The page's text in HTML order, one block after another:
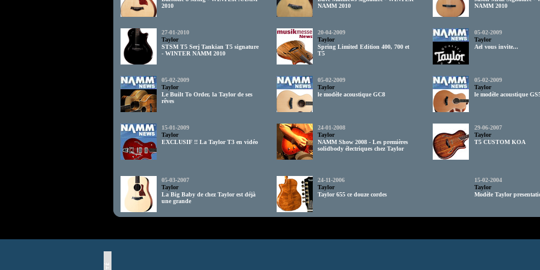
2010
NAMM 2010
NAMM 2010
27-01-2010
Taylor
STSM T5 Serj Tankian T5 signature
- WINTER NAMM 2010
20-04-2009
Taylor
Spring Limited Edition 400, 700 et
T5
05-02-2009
Taylor
Ael vous invite...
05-02-2009
Taylor
Le Built To Order, la Taylor de ses
rêves
05-02-2009
Taylor
le modèle acoustique GC8
05-02-2009
Taylor
le modèle acoustique
15-01-2009
Taylor
EXCLUSIF !! La Taylor T3 en vidéo
24-01-2008
Taylor
NAMM Show 2008 - Les premières
solidbody électriques chez Taylor
29-06-2007
Taylor
T5 CUSTOM KOA
05-03-2007
Taylor
La Big Baby de chez Taylor est déjà
une grande
24-11-2006
Taylor
Taylor 655 ce douze cordes
15-02-2004
Taylor
Modèle Taylor